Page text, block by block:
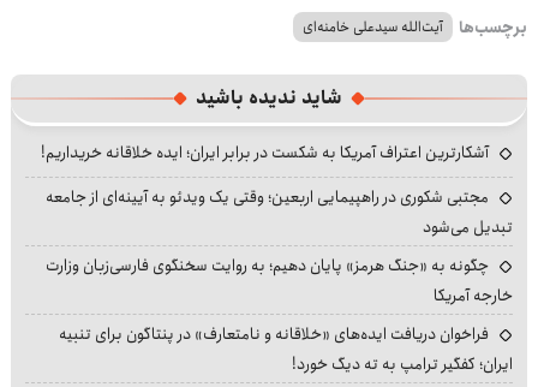
برچسب‌ها آیت‌الله سیدعلی خامنه‌ای
شاید ندیده باشید
آشکارترین اعتراف آمریکا به شکست در برابر ایران؛ ایده خلاقانه خریداریم!
مجتبی شکوری در راهپیمایی اربعین؛ وقتی یک ویدئو به آیینه‌ای از جامعه
تبدیل می‌شود
چگونه به «جنگ هرمز» پایان دهیم؛ به روایت سخنگوی فارسی‌زبان وزارت
خارجه آمریکا
فراخوان دریافت ایده‌های «خلاقانه و نامتعارف» در پنتاگون برای تنبیه
ایران؛ کفگیر ترامپ به ته دیگ خورد!